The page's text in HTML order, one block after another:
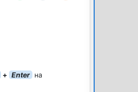
+ Enter на